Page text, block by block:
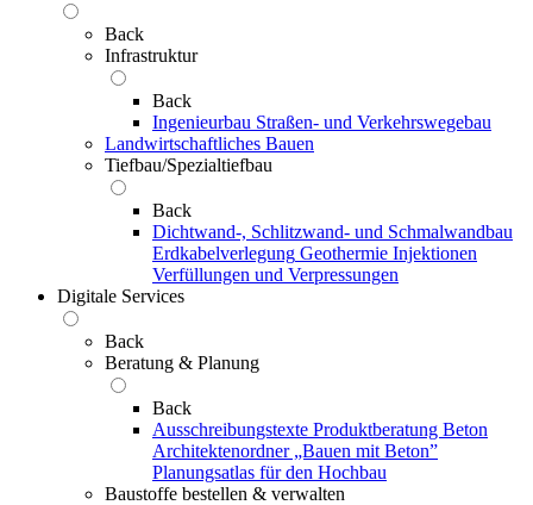
Back
Infrastruktur
Back
Ingenieurbau Straßen- und Verkehrswegebau
Landwirtschaftliches Bauen
Tiefbau/Spezialtiefbau
Back
Dichtwand-, Schlitzwand- und Schmalwandbau
Erdkabelverlegung Geothermie Injektionen
Verfüllungen und Verpressungen
Digitale Services
Back
Beratung & Planung
Back
Ausschreibungstexte Produktberatung Beton
Architektenordner „Bauen mit Beton”
Planungsatlas für den Hochbau
Baustoffe bestellen & verwalten